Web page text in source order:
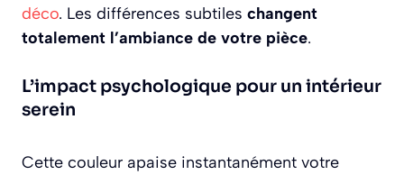
déco. Les différences subtiles changent
totalement l’ambiance de votre pièce.
L’impact psychologique pour un intérieur
serein
Cette couleur apaise instantanément votre